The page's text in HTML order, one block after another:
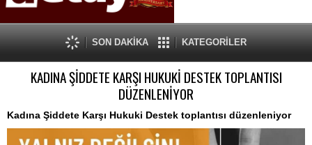
SON DAKİKA KATEGORİLER
KADINA ŞİDDETE KARŞI HUKUKİ DESTEK TOPLANTISI
DÜZENLENİYOR
Kadına Şiddete Karşı Hukuki Destek toplantısı düzenleniyor